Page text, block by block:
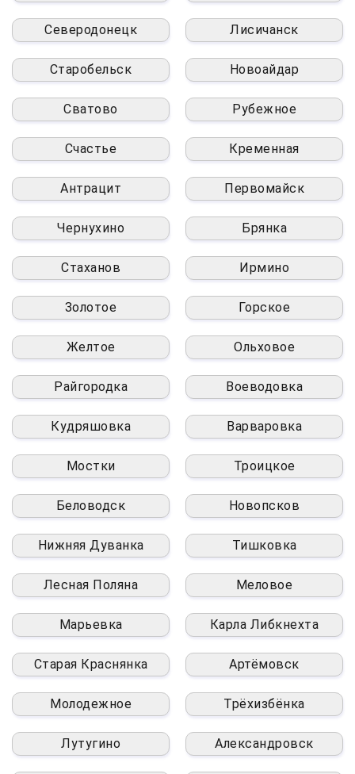
Северодонецк Лисичанск
Старобельск Новоайдар
Сватово Рубежное
Счастье Кременная
Антрацит Первомайск
Чернухино Брянка
Стаханов Ирмино
Золотое Горское
Желтое Ольховое
Райгородка Воеводовка
Кудряшовка Варваровка
Мостки Троицкое
Беловодск Новопсков
Нижняя Дуванка Тишковка
Лесная Поляна Меловое
Марьевка Карла Либкнехта
Старая Краснянка Артёмовск
Молодежное Трёхизбёнка
Лутугино Александровск